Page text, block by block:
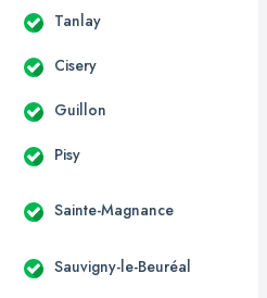
Tanlay
Cisery
Guillon
Pisy
Sainte-Magnance
Sauvigny-le-Beuréal